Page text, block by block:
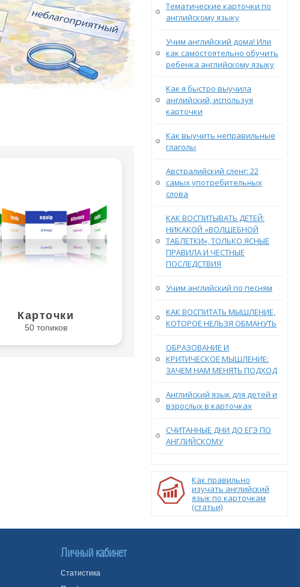
Карточки
50 топиков
Тематические карточки по
английскому языку
Учим английский дома! Или
как самостоятельно обучить
ребенка английскому языку
Как я быстро выучила
английский, используя
карточки
Как выучить неправильные
глаголы
Австралийский сленг: 22
самых употребительных
слова
КАК ВОСПИТЫВАТЬ ДЕТЕЙ:
НИКАКОЙ «ВОЛШЕБНОЙ
ТАБЛЕТКИ», ТОЛЬКО ЯСНЫЕ
ПРАВИЛА И ЧЕСТНЫЕ
ПОСЛЕДСТВИЯ
Учим английский по песням
КАК ВОСПИТАТЬ МЫШЛЕНИЕ,
КОТОРОЕ НЕЛЬЗЯ ОБМАНУТЬ
ОБРАЗОВАНИЕ И
КРИТИЧЕСКОЕ МЫШЛЕНИЕ:
ЗАЧЕМ НАМ МЕНЯТЬ ПОДХОД
Английский язык для детей и
взрослых в карточках
СЧИТАННЫЕ ДНИ ДО ЕГЭ ПО
АНГЛИЙСКОМУ
Как правильно
изучать английский
язык по карточкам
(статьи)
Личный кабинет
Статистика